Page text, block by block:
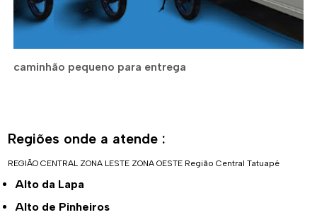
caminhão pequeno para entrega
Regiões onde a atende :
REGIÃO CENTRAL ZONA LESTE ZONA OESTE Região Central Tatuapé
Alto da Lapa
Alto de Pinheiros